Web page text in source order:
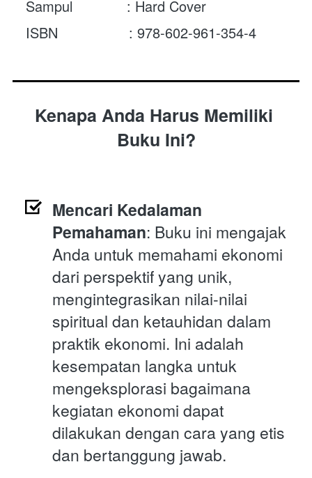
Sampul             : Hard Cover
ISBN                 : 978-602-961-354-4
Kenapa Anda Harus Memiliki
Buku Ini?
Mencari Kedalaman
Pemahaman: Buku ini mengajak
Anda untuk memahami ekonomi
dari perspektif yang unik,
mengintegrasikan nilai-nilai
spiritual dan ketauhidan dalam
praktik ekonomi. Ini adalah
kesempatan langka untuk
mengeksplorasi bagaimana
kegiatan ekonomi dapat
dilakukan dengan cara yang etis
dan bertanggung jawab.